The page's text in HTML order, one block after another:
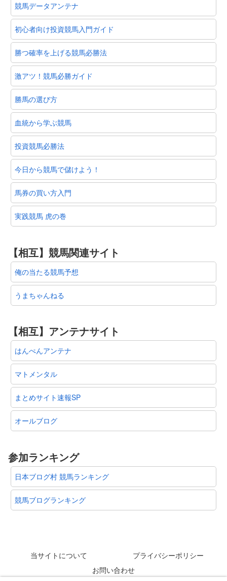
競馬データアンテナ
初心者向け投資競馬入門ガイド
勝つ確率を上げる競馬必勝法
激アツ！競馬必勝ガイド
勝馬の選び方
血統から学ぶ競馬
投資競馬必勝法
今日から競馬で儲けよう！
馬券の買い方入門
実践競馬 虎の巻
【相互】競馬関連サイト
俺の当たる競馬予想
うまちゃんねる
【相互】アンテナサイト
はんぺんアンテナ
マトメンタル
まとめサイト速報SP
オールブログ
参加ランキング
日本ブログ村 競馬ランキング
競馬ブログランキング
当サイトについて
プライバシーポリシー
お問い合わせ